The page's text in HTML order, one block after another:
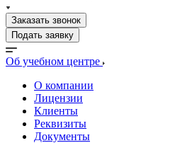
Заказать звонок
Подать заявку
Об учебном центре
О компании
Лицензии
Клиенты
Реквизиты
Документы